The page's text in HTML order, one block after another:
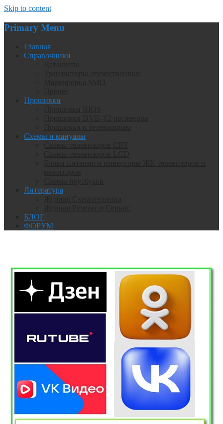
Skip to content
Primary Menu
Главная
Справочники
Прошивки
Схемы и мануалы
Литература
БЛОГ
ФОРУМ